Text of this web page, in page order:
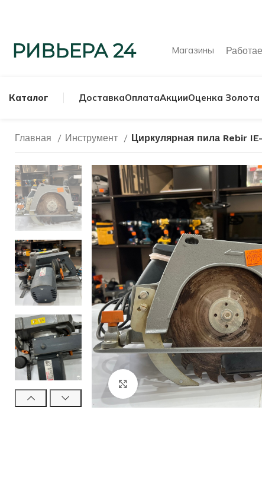
Магазины
Каталог
МУЖСКИЕ
СЕРЕБРЯНЫЕ
ДоставкаОплатаАкцииОценка Золота
Главная Инструмент Циркулярная пила Rebir
Нажмите, чтобы увеличить